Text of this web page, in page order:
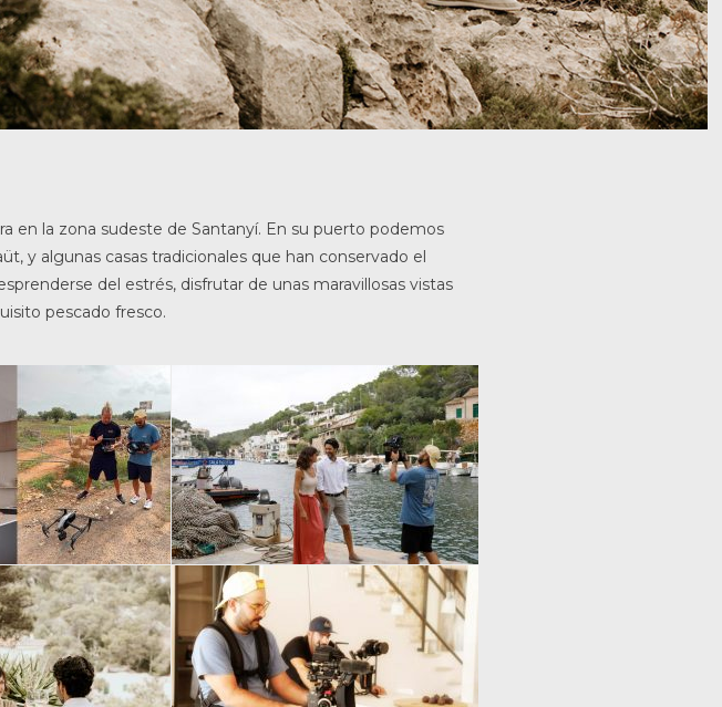
en la zona sudeste de Santanyí. En su puerto podemos
y algunas casas tradicionales que han conservado el
del estrés, disfrutar de unas maravillosas vistas
pescado fresco.